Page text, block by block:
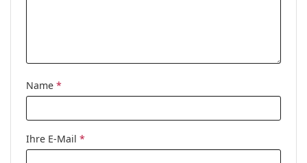
Code:
DB 1051 086 19 54
Name *
Ihre E-Mail *